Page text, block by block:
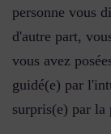
personne vous
d'autre part,
vous avez
guidé(e) par
surpris(e) par la